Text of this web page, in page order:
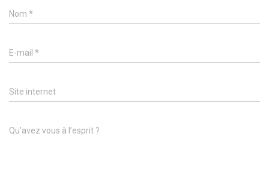
Nom *
E-mail *
Site internet
Qu’avez vous à l’esprit ?